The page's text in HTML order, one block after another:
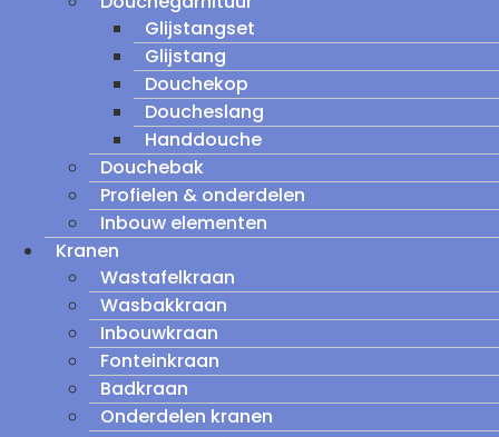
Glijstangset
Glijstang
Douchekop
Doucheslang
Handdouche
Douchebak
Profielen & onderdelen
Inbouw elementen
Kranen
Wastafelkraan
Wasbakkraan
Inbouwkraan
Fonteinkraan
Badkraan
Onderdelen kranen